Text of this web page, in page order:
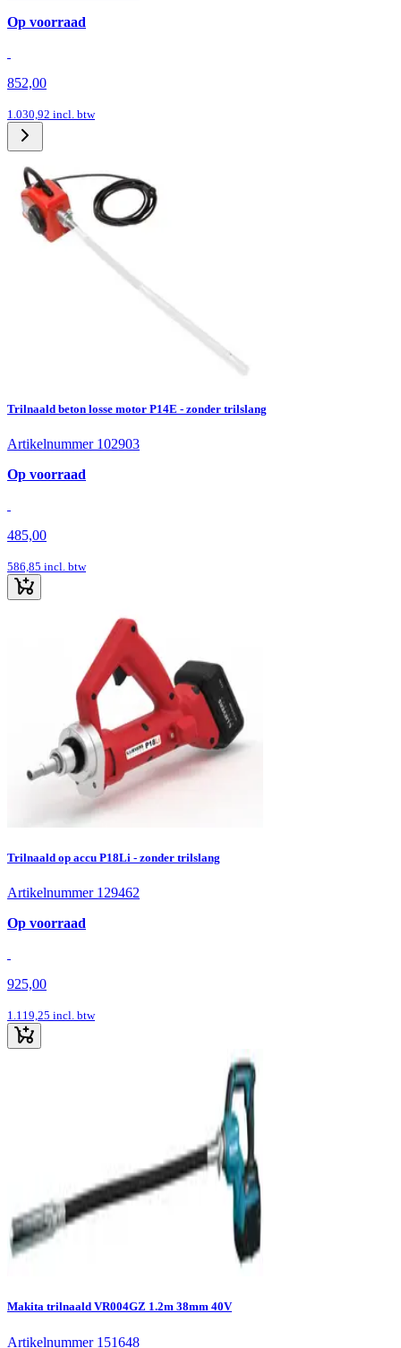
Op voorraad
852,00
1.030,92 incl. btw
Trilnaald beton losse motor P14E - zonder trilslang
Artikelnummer 102903
Op voorraad
485,00
586,85 incl. btw
Trilnaald op accu P18Li - zonder trilslang
Artikelnummer 129462
Op voorraad
925,00
1.119,25 incl. btw
Makita trilnaald VR004GZ 1.2m 38mm 40V
Artikelnummer 151648